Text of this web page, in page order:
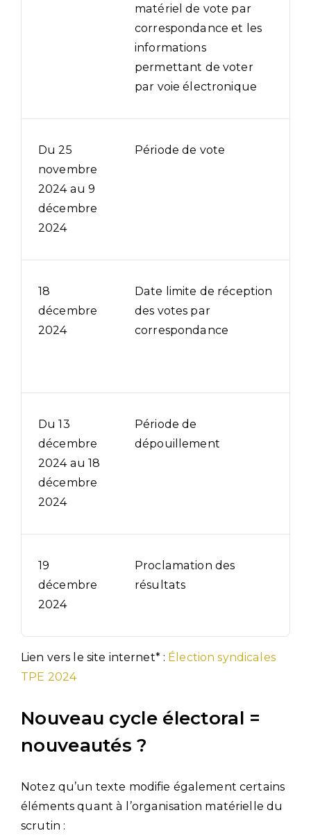
matériel de vote par
correspondance et les
informations
permettant de voter
par voie électronique
Du 25
novembre
2024 au 9
décembre
2024
Période de vote
18
décembre
2024
Date limite de réception
des votes par
correspondance
Du 13
décembre
2024 au 18
décembre
2024
Période de
dépouillement
19
décembre
2024
Proclamation des
résultats
Lien vers le site internet* : Élection syndicales
TPE 2024
Nouveau cycle électoral =
nouveautés ?
Notez qu’un texte modifie également certains
éléments quant à l’organisation matérielle du
scrutin :